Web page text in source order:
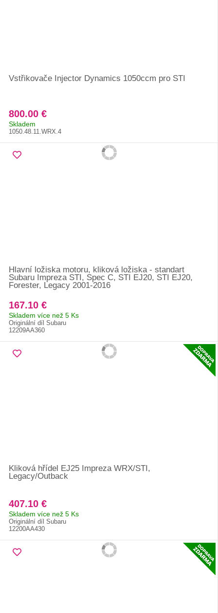
Vstřikovače Injector Dynamics 1050ccm pro STI
800.00 €
Skladem
1050.48.11.WRX.4
Hlavní ložiska motoru, kliková ložiska - standart
Subaru Impreza STI, Spec C, STI EJ20, STI EJ20,
Forester, Legacy 2001-2016
167.10 €
Skladem více než 5 Ks
Originální díl Subaru
12209AA360
Kliková hřídel EJ25 Impreza WRX/STI,
Legacy/Outback
407.10 €
Skladem více než 5 Ks
Originální díl Subaru
12200AA430